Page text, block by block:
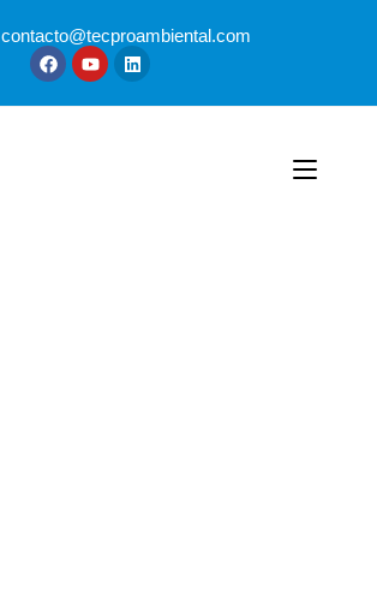
contacto@tecproambiental.com